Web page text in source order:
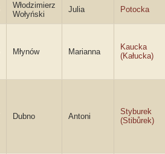
Włodzimierz
Wołyński
Julia Potocka
Młynów Marianna
Kaucka
(Kałucka)
Dubno Antoni
Styburek
(Stibůrek)